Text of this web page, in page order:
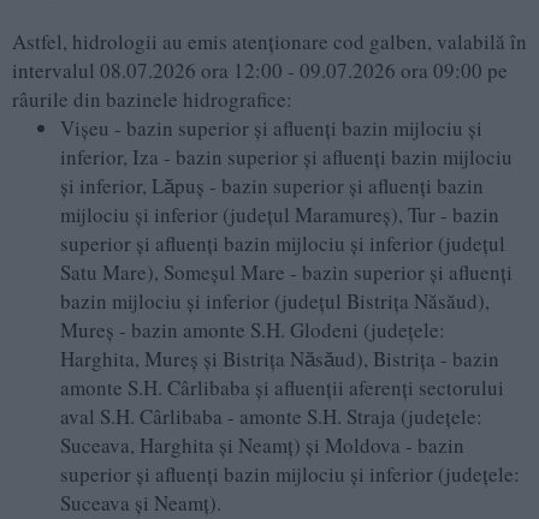
Astfel, hidrologii au emis atenţionare cod galben, valabilă în
intervalul 08.07.2026 ora 12:00 - 09.07.2026 ora 09:00 pe
râurile din bazinele hidrografice:
Vişeu - bazin superior şi afluenţi bazin mijlociu şi
inferior, Iza - bazin superior şi afluenţi bazin mijlociu
şi inferior, Lӑpuş - bazin superior şi afluenţi bazin
mijlociu şi inferior (judeţul Maramureş), Tur - bazin
superior şi afluenţi bazin mijlociu şi inferior (judeţul
Satu Mare), Someşul Mare - bazin superior şi afluenţi
bazin mijlociu şi inferior (judeţul Bistriţa Năsăud),
Mureş - bazin amonte S.H. Glodeni (judeţele:
Harghita, Mureş şi Bistriţa Nӑsӑud), Bistriţa - bazin
amonte S.H. Cârlibaba şi afluenţii aferenţi sectorului
aval S.H. Cârlibaba - amonte S.H. Straja (judeţele:
Suceava, Harghita şi Neamţ) şi Moldova - bazin
superior şi afluenţi bazin mijlociu şi inferior (judeţele:
Suceava şi Neamţ).